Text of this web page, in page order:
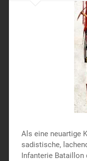
Als eine neuartige
sadistische,
Infanterie Bataillon